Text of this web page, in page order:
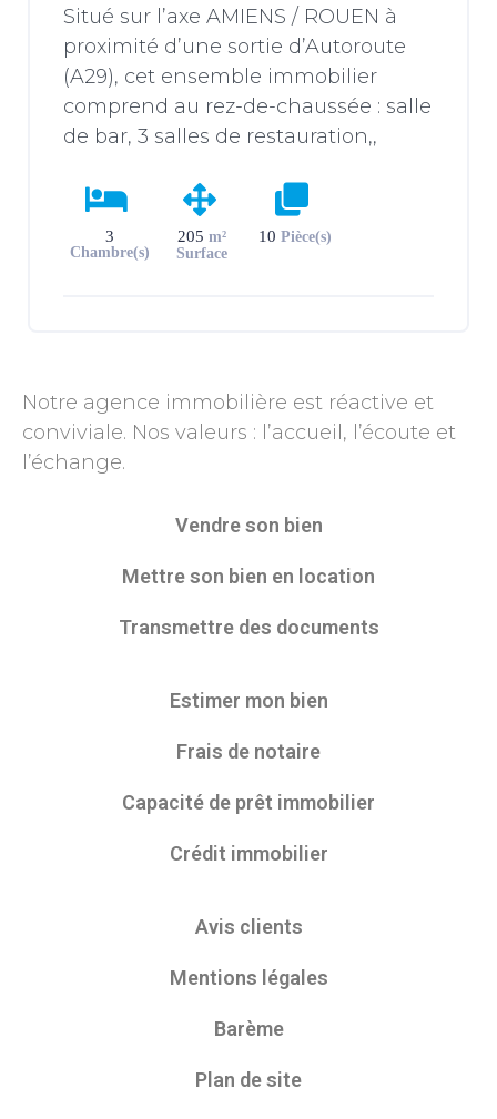
Situé sur l’axe AMIENS / ROUEN à
proximité d’une sortie d’Autoroute
(A29), cet ensemble immobilier
comprend au rez-de-chaussée : salle
de bar, 3 salles de restauration,,
professionnelle et 2 réserves. A
l’étage, logement avec 3 chambres,
salle de bains et WC. Jardin et cour
3
Chambre(s)
205m²
Surface
10 Pièce(s)
Notre agence immobilière est réactive et
conviviale. Nos valeurs : l’accueil, l’écoute et
l’échange.
Vendre son bien
Mettre son bien en location
Transmettre des documents
Estimer mon bien
Frais de notaire
Capacité de prêt immobilier
Crédit immobilier
Avis clients
Mentions légales
Barème
Plan de site